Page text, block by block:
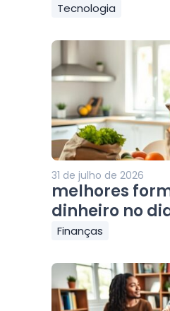
Tecnologia
31 de julho de 2026
melhores
dinheiro no
Finanças